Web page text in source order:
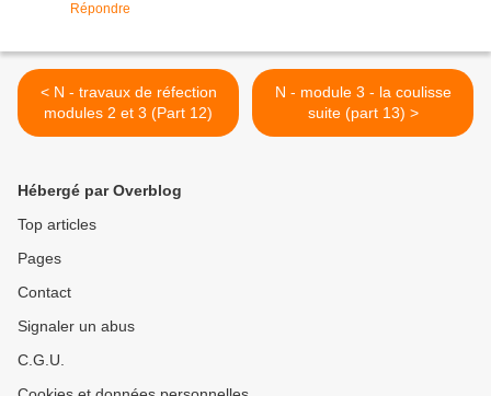
Répondre
< N - travaux de réfection
modules 2 et 3 (Part 12)
N - module 3 - la coulisse
suite (part 13) >
Hébergé par Overblog
Top articles
Pages
Contact
Signaler un abus
C.G.U.